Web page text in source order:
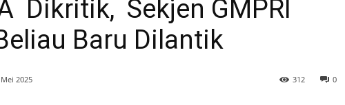
Dikritik, Sekjen GMPRI
Baru Dilantik
2025 0
312